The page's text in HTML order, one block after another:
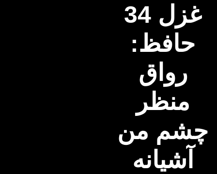
غزل 34
حافظ:
رواق
منظر
چشم من
آشیانه